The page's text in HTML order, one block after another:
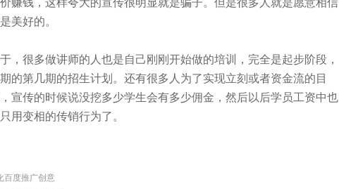
赚钱，这样夸大的宣传很明显就是骗子。但是很多人就是愿意相信
美好的。
很多做讲师的人也是自己刚刚开始做的培训，完全是起步阶段，
的第几期的招生计划。还有很多人为了实现立刻或者资金流的目
宣传的时候说没挖多少学生会有多少佣金，然后以后学员工资中也
用变相的传销行为了。
百度推广创意